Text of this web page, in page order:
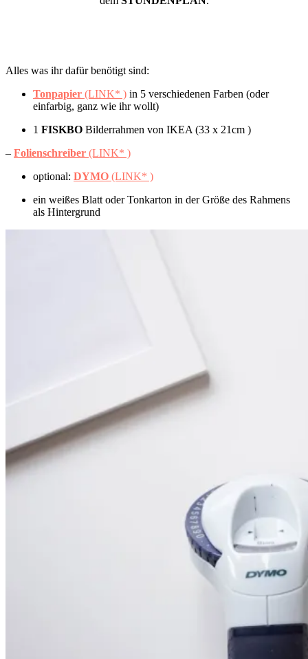
Alles was ihr dafür benötigt sind:
Tonpapier (LINK* ) in 5 verschiedenen Farben (oder
einfarbig, ganz wie ihr wollt)
1 FISKBO Bilderrahmen von IKEA (33 x 21cm )
– Folienschreiber (LINK* )
optional: DYMO (LINK* )
ein weißes Blatt oder Tonkarton in der Größe des Rahmens
als Hintergrund